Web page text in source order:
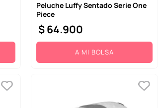
Peluche Luffy Sentado Serie One
Piece
$64.900
A MI BOLSA